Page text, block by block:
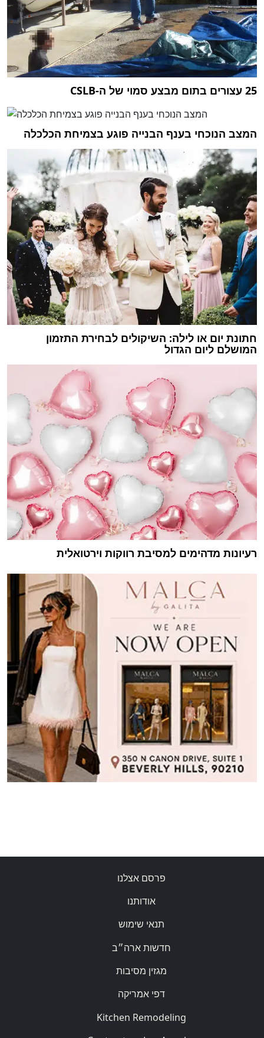
25 עצורים בתום מבצע סמוי של ה-CSLB
המצב הנוכחי בענף הבנייה פוגע בצמיחת הכלכלה
חתונת יום או לילה: השיקולים לבחירת התזמון
המושלם ליום הגדול
רעיונות מדהימים למסיבת רווקות וירטואלית
פרסם אצלנו
אודותנו
תנאי שימוש
חדשות ארה״ב
מגזין מסיבות
דפי אמריקה
Kitchen Remodeling